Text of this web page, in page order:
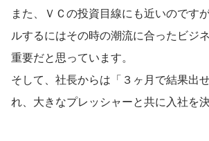
また、ＶＣの投資目線にも近いのです
ルするにはその時の潮流に合ったビジ
重要だと思っています。
そして、社長からは「３ヶ月で結果出
れ、大きなプレッシャーと共に入社を